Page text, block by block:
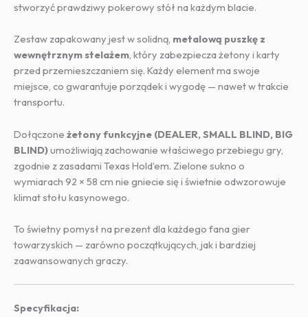
stworzyć prawdziwy pokerowy stół na każdym blacie.
Zestaw zapakowany jest w solidną, metalową puszkę z
wewnętrznym stelażem, który zabezpiecza żetony i karty
przed przemieszczaniem się. Każdy element ma swoje
miejsce, co gwarantuje porządek i wygodę — nawet w trakcie
transportu.
Dołączone żetony funkcyjne (DEALER, SMALL BLIND, BIG
BLIND)umożliwiają zachowanie właściwego przebiegu gry,
zgodnie z zasadami Texas Hold’em. Zielone sukno o
wymiarach 92 × 58 cm nie gniecie się i świetnie odwzorowuje
klimat stołu kasynowego.
To świetny pomysł na prezent dla każdego fana gier
towarzyskich — zarówno początkujących, jak i bardziej
zaawansowanych graczy.
Specyfikacja: